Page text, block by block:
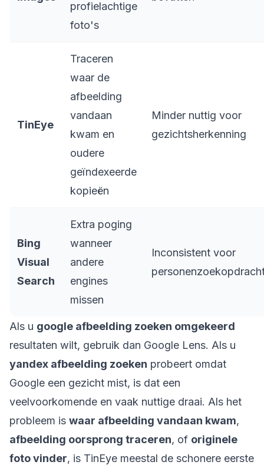
profielachtige
foto's
TinEye
Traceren
waar de
afbeelding
vandaan
kwam en
oudere
geïndexeerde
kopieën
Minder nuttig voor
gezichtsherkenning
Bing
Visual
Search
Extra poging
wanneer
andere
engines
missen
Inconsistent voor
Als u google afbeelding zoeken omgekeerd
resultaten wilt, gebruik dan Google Lens. Als u
yandex afbeelding zoeken probeert omdat
Google een gezicht mist, is dat een
veelvoorkomende en vaak nuttige draai. Als het
probleem is waar afbeelding vandaan kwam,
afbeelding oorsprong traceren, of originele
foto vinder, is TinEye meestal de schonere eerste